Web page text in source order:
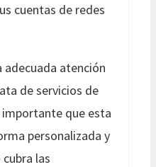
cuentas de redes
adecuada atención
de servicios de
que esta
personalizada y
las